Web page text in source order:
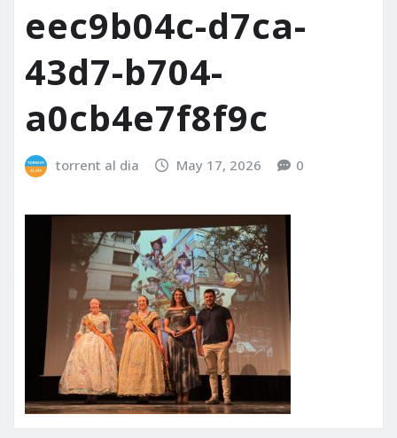
eec9b04c-d7ca-
43d7-b704-
a0cb4e7f8f9c
torrent al dia May 17, 2026 0